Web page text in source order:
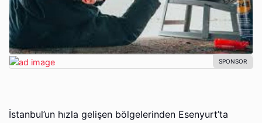
İstanbul’un hızla gelişen bölgelerinden Esenyurt’ta